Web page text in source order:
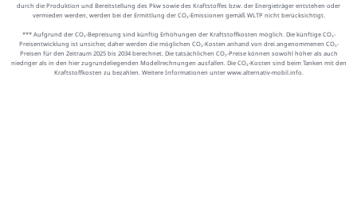
durch die Produktion und Bereitstellung des Pkw sowie des Kraftstoffes bzw. der Energieträger entstehen oder
vermieden werden, werden bei der Ermittlung der CO₂-Emissionen gemäß WLTP nicht berücksichtigt.
*** Aufgrund der CO₂-Bepreisung sind künftig Erhöhungen der Kraftstoffkosten möglich. Die künftige CO₂-
Preisentwicklung ist unsicher, daher werden die möglichen CO₂-Kosten anhand von drei angenommenen CO₂-
Preisen für den Zeitraum 2025 bis 2034 berechnet. Die tatsächlichen CO₂-Preise können sowohl höher als auch
niedriger als in den hier zugrundeliegenden Modellrechnungen ausfallen. Die CO₂-Kosten sind beim Tanken mit den
Kraftstoffkosten zu bezahlen. Weitere Informationen unter www.alternativ-mobil.info.